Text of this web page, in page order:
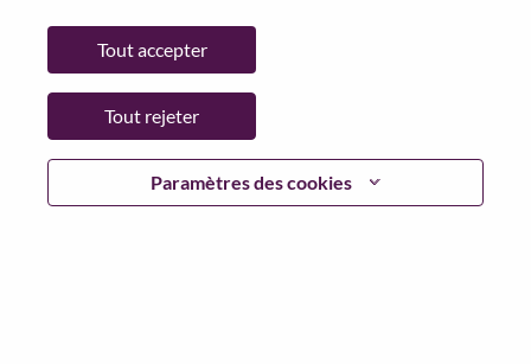
Paramètres des cookies
Tout accepter
Tout rejeter
Go Back